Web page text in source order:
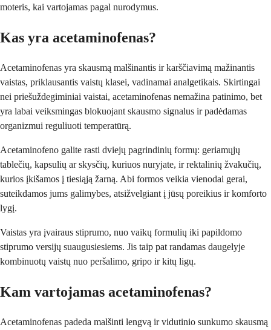
moteris, kai vartojamas pagal nurodymus.
Kas yra acetaminofenas?
Acetaminofenas yra skausmą malšinantis ir karščiavimą mažinantis
vaistas, priklausantis vaistų klasei, vadinamai analgetikais. Skirtingai
nei priešuždegiminiai vaistai, acetaminofenas nemažina patinimo, bet
yra labai veiksmingas blokuojant skausmo signalus ir padėdamas
organizmui reguliuoti temperatūrą.
Acetaminofeno galite rasti dviejų pagrindinių formų: geriamųjų
tablečių, kapsulių ar skysčių, kuriuos nuryjate, ir rektalinių žvakučių,
kurios įkišamos į tiesiąją žarną. Abi formos veikia vienodai gerai,
suteikdamos jums galimybes, atsižvelgiant į jūsų poreikius ir komforto
lygį.
Vaistas yra įvairaus stiprumo, nuo vaikų formulių iki papildomo
stiprumo versijų suaugusiesiems. Jis taip pat randamas daugelyje
kombinuotų vaistų nuo peršalimo, gripo ir kitų ligų.
Kam vartojamas acetaminofenas?
Acetaminofenas padeda malšinti lengvą ir vidutinio sunkumo skausmą